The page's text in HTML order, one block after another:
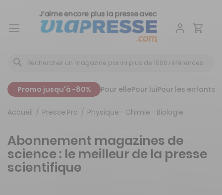
Aller
Promo jusqu'à -80% Pour ellePour luiPour les enfants
Accueil Presse Pro Physique - Chimie - Biologie
Abonnement magazines de
science : le meilleur de la presse
scientifique